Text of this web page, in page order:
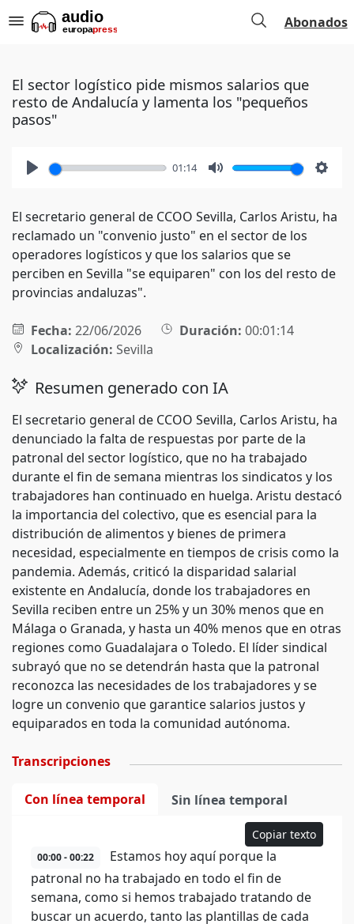
Abonados
El sector logístico pide mismos salarios que
resto de Andalucía y lamenta los "pequeños
pasos"
01:14
El secretario general de CCOO Sevilla, Carlos Aristu, ha
reclamado un "convenio justo" en el sector de los
operadores logísticos y que los salarios que se
perciben en Sevilla "se equiparen" con los del resto de
provincias andaluzas".
Fecha: 22/06/2026 Duración: 00:01:14
Localización: Sevilla
Resumen generado con IA
El secretario general de CCOO Sevilla, Carlos Aristu, ha
denunciado la falta de respuestas por parte de la
patronal del sector logístico, que no ha trabajado
durante el fin de semana mientras los sindicatos y los
trabajadores han continuado en huelga. Aristu destacó
la importancia del colectivo, que es esencial para la
distribución de alimentos y bienes de primera
necesidad, especialmente en tiempos de crisis como la
pandemia. Además, criticó la disparidad salarial
existente en Andalucía, donde los trabajadores en
Sevilla reciben entre un 25% y un 30% menos que en
Málaga o Granada, y hasta un 40% menos que en otras
regiones como Guadalajara o Toledo. El líder sindical
subrayó que no se detendrán hasta que la patronal
reconozca las necesidades de los trabajadores y se
logre un convenio que garantice salarios justos y
equiparados en toda la comunidad autónoma.
Transcripciones
Con línea temporal Sin línea temporal
Copiar texto
00:00 - 00:22
Estamos hoy aquí porque la
patronal no ha trabajado en todo el fin de
semana, como si hemos trabajado tratando de
buscar un acuerdo, tanto las plantillas de cada